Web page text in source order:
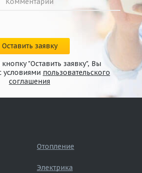
Оставить заявку
"Оставить заявку", Вы
условиями пользовательского
соглашения
Отопление
Электрика